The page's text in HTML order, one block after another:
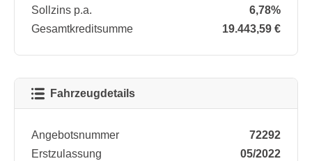
Sollzins p.a.
6,78%
Gesamtkreditsumme
19.443,59 €
Fahrzeugdetails
Angebotsnummer
72292
Erstzulassung
05/2022